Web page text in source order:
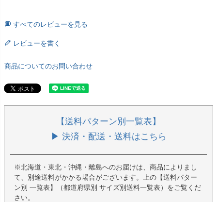
すべてのレビューを見る
レビューを書く
商品についてのお問い合わせ
【送料パターン別一覧表】
▶ 決済・配送・送料はこちら
※北海道・東北・沖縄・離島へのお届けは、商品によりまし
て、別途送料がかかる場合がございます。上の【送料パター
ン別 一覧表】（都道府県別 サイズ別送料一覧表）をご覧くだ
さい。